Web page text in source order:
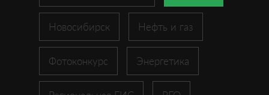
Новосибирск Нефть и газ
Фотоконкурс Энергетика